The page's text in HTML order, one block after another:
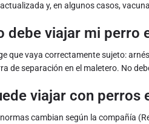
y, en algunos casos,
debe viajar mi perro
que vaya correctamente sujeto:
de separación en el maletero. No
viajar con perros
cambian según la compañía